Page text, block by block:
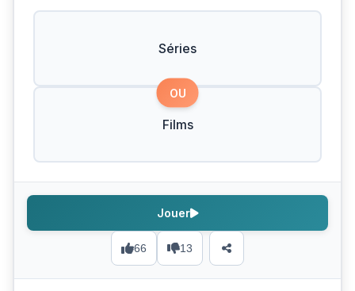
Séries
OU
Films
66 13
Jouer